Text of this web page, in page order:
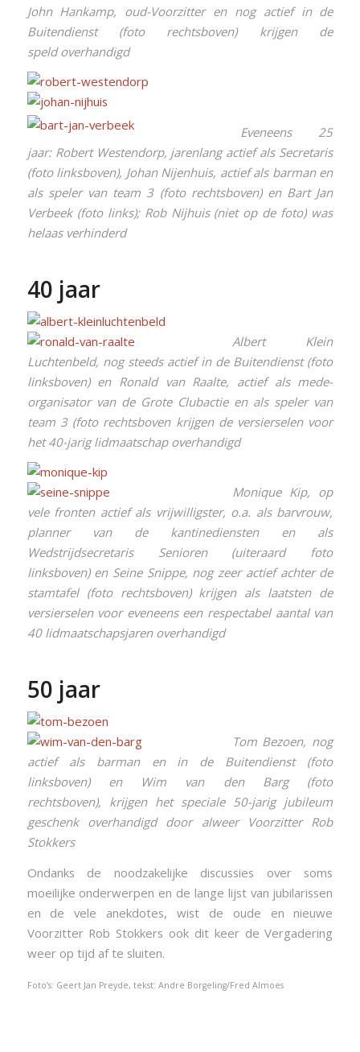
John Hankamp, oud-Voorzitter en nog actief in de
Buitendienst (foto rechtsboven) krijgen de
speld overhandigd
Eveneens 25
jaar: Robert Westendorp, jarenlang actief als Secretaris
(foto linksboven), Johan Nijenhuis, actief als barman en
als speler van team 3 (foto rechtsboven) en Bart Jan
Verbeek (foto links); Rob Nijhuis (niet op de foto) was
helaas verhinderd
40 jaar
Albert Klein
Luchtenbeld, nog steeds actief in de Buitendienst (foto
linksboven) en Ronald van Raalte, actief als mede-
organisator van de Grote Clubactie en als speler van
team 3 (foto rechtsboven krijgen de versierselen voor
het 40-jarig lidmaatschap overhandigd
Monique Kip, op
vele fronten actief als vrijwilligster, o.a. als barvrouw,
planner van de kantinediensten en als
Wedstrijdsecretaris Senioren (uiteraard foto
linksboven) en Seine Snippe, nog zeer actief achter de
stamtafel (foto rechtsboven) krijgen als laatsten de
versierselen voor eveneens een respectabel aantal van
40 lidmaatschapsjaren overhandigd
50 jaar
Tom Bezoen, nog
actief als barman en in de Buitendienst (foto
linksboven) en Wim van den Barg (foto
rechtsboven), krijgen het speciale 50-jarig jubileum
geschenk overhandigd door alweer Voorzitter Rob
Stokkers
Ondanks de noodzakelijke discussies over soms
moeilijke onderwerpen en de lange lijst van jubilarissen
en de vele anekdotes, wist de oude en nieuwe
Voorzitter Rob Stokkers ook dit keer de Vergadering
weer op tijd af te sluiten.
Foto’s: Geert Jan Preyde, tekst: Andre Borgeling/Fred Almoes